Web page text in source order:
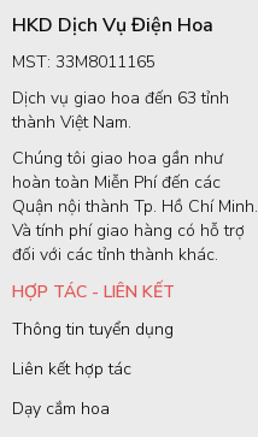
HKD Dịch Vụ Điện Hoa
MST: 33M8011165
Dịch vụ giao hoa đến 63 tỉnh
thành Việt Nam.
Chúng tôi giao hoa gần như
hoàn toàn Miễn Phí đến các
Quận nội thành Tp. Hồ Chí Minh.
Và tính phí giao hàng có hỗ trợ
đối với các tỉnh thành khác.
HỢP TÁC - LIÊN KẾT
Thông tin tuyển dụng
Liên kết hợp tác
Dạy cắm hoa